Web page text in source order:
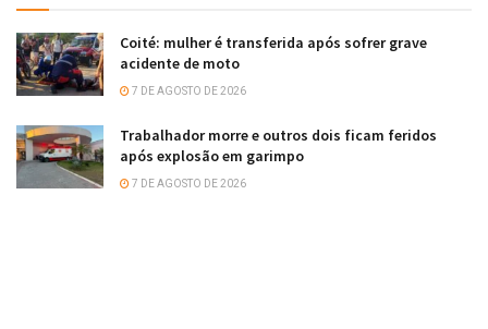
Coité: mulher é transferida após sofrer grave
acidente de moto
7 DE AGOSTO DE 2026
Trabalhador morre e outros dois ficam feridos
após explosão em garimpo
7 DE AGOSTO DE 2026